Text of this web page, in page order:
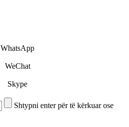
WhatsApp
WeChat
Skype
Shtypni enter për të kërkuar ose